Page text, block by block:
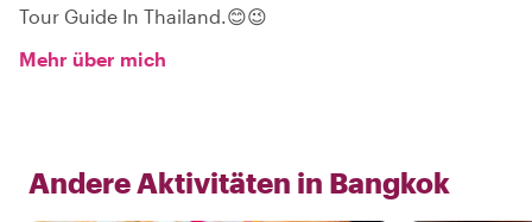
Tour Guide In Thailand.😊😉
Mehr über mich
Andere Aktivitäten in Bangkok